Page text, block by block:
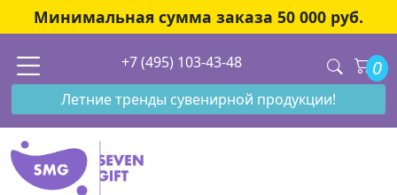
Минимальная сумма заказа 50 000 руб.
+7 (495) 103-43-48 0
Летние тренды сувенирной продукции!